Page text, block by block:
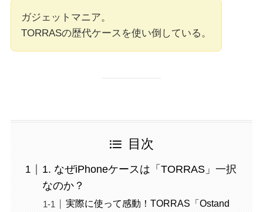
ガジェットマニア。
TORRASの歴代ケースを使い倒している。
目次
1. なぜiPhoneケースは「TORRAS」一択
なのか？
実際に使って感動！TORRAS「Ostand